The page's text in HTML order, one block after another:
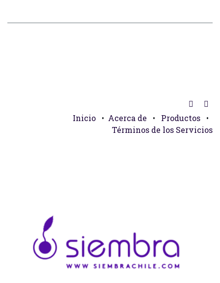
Inicio • Acerca de • Productos
•
Términos de los Servicios